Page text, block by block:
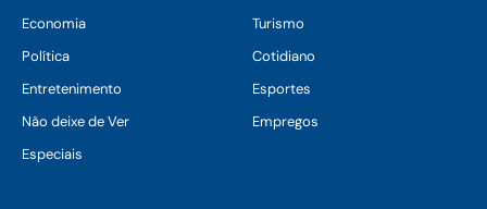
Economia
Turismo
Política
Cotidiano
Entretenimento
Esportes
Não deixe de Ver
Empregos
Especiais